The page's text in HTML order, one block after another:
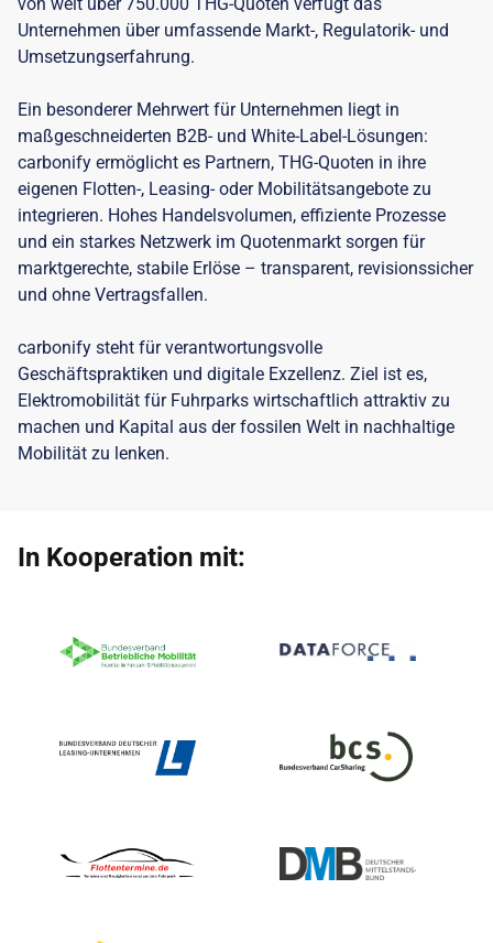
Unternehmen über umfassende Markt-, Regulatorik- und
Umsetzungserfahrung.
Ein besonderer Mehrwert für Unternehmen liegt in
maßgeschneiderten B2B- und White-Label-Lösungen:
carbonify ermöglicht es Partnern, THG-Quoten in ihre
eigenen Flotten-, Leasing- oder Mobilitätsangebote zu
integrieren. Hohes Handelsvolumen, effiziente Prozesse
und ein starkes Netzwerk im Quotenmarkt sorgen für
marktgerechte, stabile Erlöse – transparent, revisionssicher
und ohne Vertragsfallen.
carbonify steht für verantwortungsvolle
Geschäftspraktiken und digitale Exzellenz. Ziel ist es,
Elektromobilität für Fuhrparks wirtschaftlich attraktiv zu
machen und Kapital aus der fossilen Welt in nachhaltige
Mobilität zu lenken.
In Kooperation mit: